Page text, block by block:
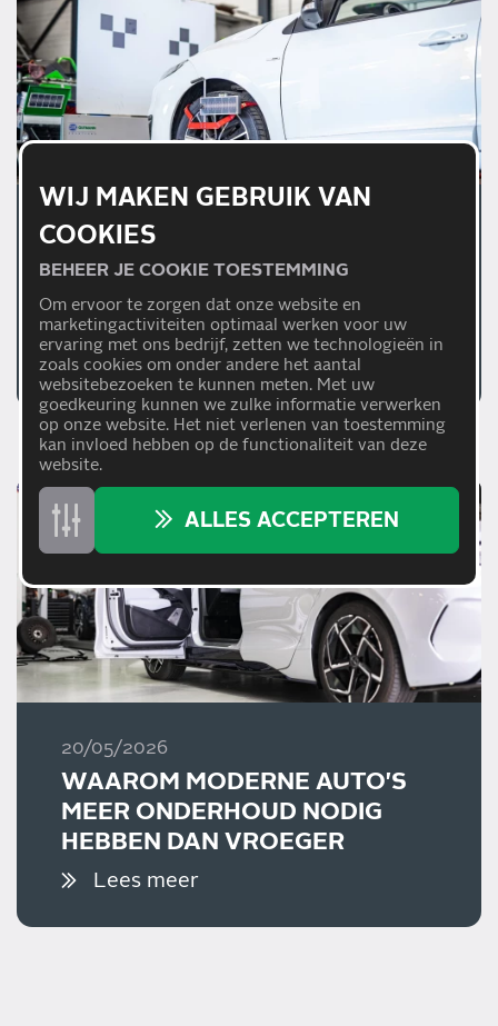
01/07/2026
WAAROM EEN JUISTE
AFSTELLING VAN
RIJHULPSYSTEMEN
BELANGRIJK IS
Lees meer
20/05/2026
WAAROM MODERNE AUTO'S
MEER ONDERHOUD NODIG
HEBBEN DAN VROEGER
Lees meer
WIJ MAKEN GEBRUIK VAN
COOKIES
BEHEER JE COOKIE TOESTEMMING
Om ervoor te zorgen dat onze website en
marketingactiviteiten optimaal werken voor uw
ervaring met ons bedrijf, zetten we technologieën in
zoals cookies om onder andere het aantal
websitebezoeken te kunnen meten. Met uw
goedkeuring kunnen we zulke informatie verwerken
op onze website. Het niet verlenen van toestemming
kan invloed hebben op de functionaliteit van deze
website.
ALLES ACCEPTEREN